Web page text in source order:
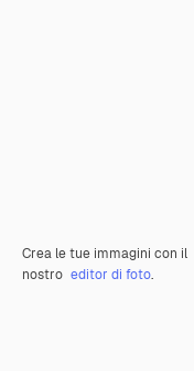
Crea le tue immagini con il
nostro editor di foto.